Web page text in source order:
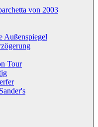
von 2003
Außenspiegel
Tour